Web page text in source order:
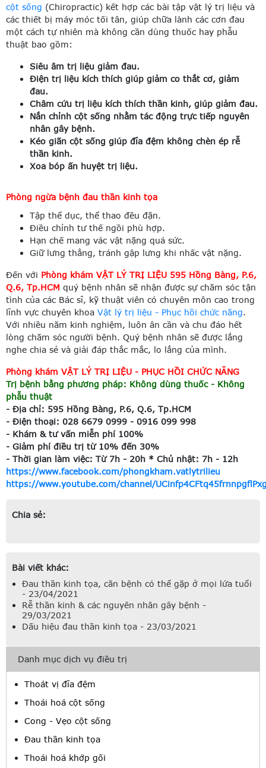
cột sống (Chiropractic) kết hợp các bài tập vật lý trị liệu và
các thiết bị máy móc tối tân, giúp chữa lành các cơn đau
một cách tự nhiên mà không cần dùng thuốc hay phẫu
thuật bao gồm:
Siêu âm trị liệu giảm đau.
Điện trị liệu kích thích giúp giảm co thắt cơ, giảm
đau.
Châm cứu trị liệu kích thích thần kinh, giúp giảm đau.
Nắn chỉnh cột sống nhằm tác động trực tiếp nguyên
nhân gây bệnh.
Kéo giãn cột sống giúp đĩa đệm không chèn ép rễ
thần kinh.
Xoa bóp ấn huyệt trị liệu.
Phòng ngừa bệnh đau thần kinh tọa
Tập thể dục, thể thao đều đặn.
Điều chỉnh tư thế ngồi phù hợp.
Hạn chế mang vác vật nặng quá sức.
Giữ lưng thẳng, tránh gập lưng khi nhấc vật nặng.
Đến với Phòng khám VẬT LÝ TRỊ LIỆU 595 Hồng Bàng, P.6,
Q.6, Tp.HCM quý bệnh nhân sẽ nhận được sự chăm sóc tận
tình của các Bác sĩ, kỹ thuật viên có chuyên môn cao trong
lĩnh vực chuyên khoa Vật lý trị liệu - Phục hồi chức năng.
Với nhiều năm kinh nghiệm, luôn ân cần và chu đáo hết
lòng chăm sóc người bệnh. Quý bệnh nhân sẽ được lắng
nghe chia sẻ và giải đáp thắc mắc, lo lắng của mình.
Phòng khám VẬT LÝ TRỊ LIỆU - PHỤC HỒI CHỨC NĂNG
Trị bệnh bằng phương pháp: Không dùng thuốc - Không
phẫu thuật
- Địa chỉ: 595 Hồng Bàng, P.6, Q.6, Tp.HCM
- Điện thoại: 028 6679 0999 - 0916 099 998
- Khám & tư vấn miễn phí 100%
- Giảm phí điều trị từ 10% đến 30%
- Thời gian làm việc: Từ 7h - 20h * Chủ nhật: 7h - 12h
https://www.facebook.com/phongkham.vatlytrilieu
https://www.youtube.com/channel/
Chia sẻ:
Bài viết khác:
Đau thần kinh tọa, căn bệnh có thể gặp ở mọi lứa tuổi
- 23/04/2021
Rễ thần kinh & các nguyên nhân gây bệnh -
29/03/2021
Dấu hiệu đau thần kinh tọa - 23/03/2021
Danh mục dịch vụ điều trị
Thoát vị đĩa đệm
Thoái hoá cột sống
Cong - Vẹo cột sống
Đau thần kinh tọa
Thoái hoá khớp gối